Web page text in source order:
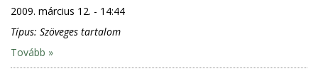
2009. március 12. - 14:44
Típus: Szöveges tartalom
Tovább »